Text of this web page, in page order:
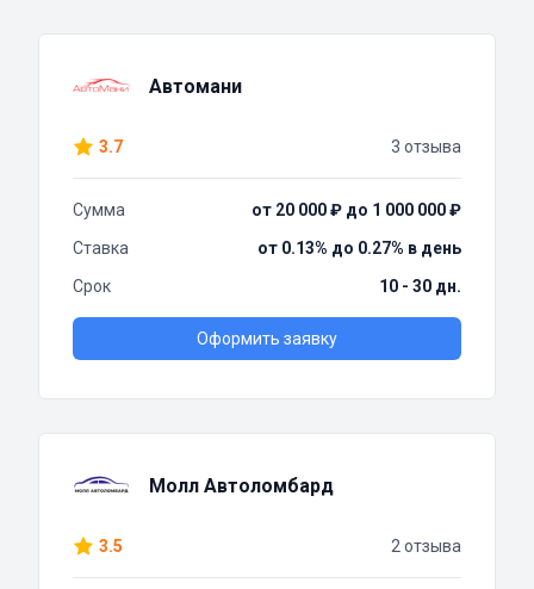
Автомани
3.7 3 отзыва
Сумма
от 20 000 ₽ до 1 000 000 ₽
Ставка
от 0.13% до 0.27% в день
Срок
10 - 30 дн.
Оформить заявку
Молл Автоломбард
3.5 2 отзыва